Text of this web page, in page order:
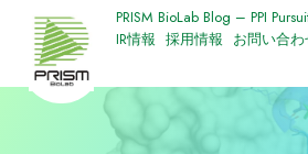
Skip
content
PRISM BioLab Blog – PPI
IR情報 採用情報 お問い合